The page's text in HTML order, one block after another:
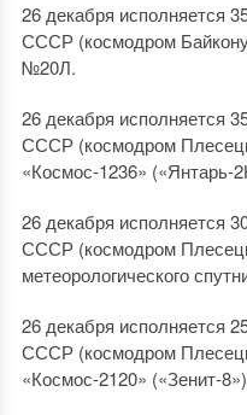
26 декабря исполняется
СССР (космодром
№20Л.
26 декабря исполняется
СССР (космодром
«Космос-1236» («Янтарь-
26 декабря исполняется
СССР (космодром
метеорологического
26 декабря исполняется
СССР (космодром
«Космос-2120» («Зенит-